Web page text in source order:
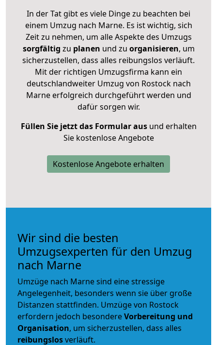
In der Tat gibt es viele Dinge zu beachten bei
einem Umzug nach Marne. Es ist wichtig, sich
Zeit zu nehmen, um alle Aspekte des Umzugs
sorgfältig zu planen und zu organisieren, um
sicherzustellen, dass alles reibungslos verläuft.
Mit der richtigen Umzugsfirma kann ein
deutschlandweiter Umzug von Rostock nach
Marne erfolgreich durchgeführt werden und
dafür sorgen wir.
Füllen Sie jetzt das Formular ausund erhalten
Sie kostenlose Angebote
Kostenlose Angebote erhalten
Wir sind die besten
Umzugsexperten für den Umzug
nach Marne
Umzüge nach Marne sind eine stressige
Angelegenheit, besonders wenn sie über große
Distanzen stattfinden. Umzüge von Rostock
erfordern jedoch besondereVorbereitung und
Organisation, um sicherzustellen, dass alles
reibungslosverläuft.